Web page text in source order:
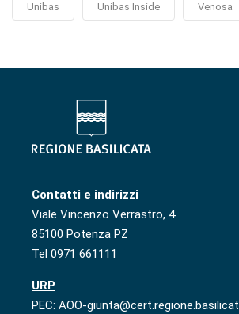
Unibas Unibas Inside Venosa
Contatti e indirizzi
Viale Vincenzo Verrastro, 4
85100 Potenza PZ
Tel 0971 661111
URP
PEC: AOO-